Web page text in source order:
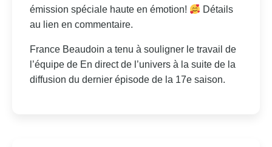
émission spéciale haute en émotion!
Détails
au lien en commentaire.
France Beaudoin a tenu à souligner le travail de
l’équipe de En direct de l’univers à la suite de la
diffusion du dernier épisode de la 17e saison.